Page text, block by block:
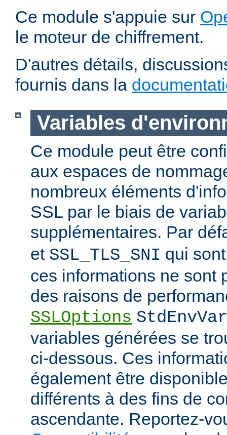
Ce module s'appuie sur
le moteur de chiffrement.
D'autres détails,
fournis dans la
Variables
Ce module peut être
aux espaces de
nombreux éléments
SSL par le biais de
supplémentaires. Par
et SSL_TLS_SNI qui
ces informations ne sont
des raisons de
SSLOptions
variables générées se
ci-dessous. Ces
également être
différents à des fins de
ascendante. Reportez-